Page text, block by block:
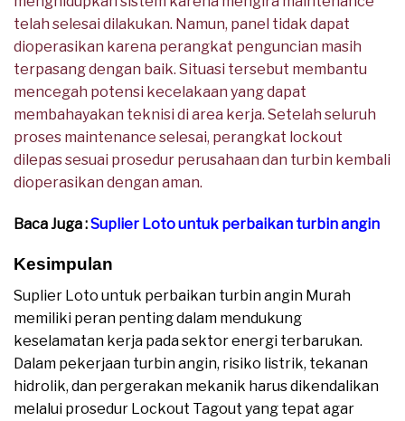
telah selesai dilakukan. Namun, panel tidak dapat
dioperasikan karena perangkat penguncian masih
terpasang dengan baik. Situasi tersebut membantu
mencegah potensi kecelakaan yang dapat
membahayakan teknisi di area kerja. Setelah seluruh
proses maintenance selesai, perangkat lockout
dilepas sesuai prosedur perusahaan dan turbin kembali
dioperasikan dengan aman.
Baca Juga :Suplier Loto untuk perbaikan turbin angin
Kesimpulan
Suplier Loto untuk perbaikan turbin angin Murah
memiliki peran penting dalam mendukung
keselamatan kerja pada sektor energi terbarukan.
Dalam pekerjaan turbin angin, risiko listrik, tekanan
hidrolik, dan pergerakan mekanik harus dikendalikan
melalui prosedur Lockout Tagout yang tepat agar